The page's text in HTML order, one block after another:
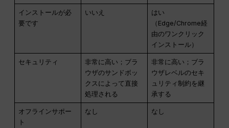
インストールが必
要です
いいえ
はい
（Edge/Chrome経
由のワンクリック
インストール）
セキュリティ
非常に高い；ブラ
ウザのサンドボッ
クスによって直接
処理される
非常に高い；ブラ
ウザレベルのセキ
ュリティ制約を継
承する
オフラインサポー
ト
なし なし